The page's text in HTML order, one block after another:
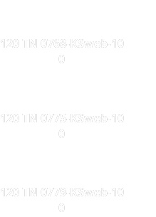
120 TN 0768-KSweb-10
0
120 TN 0775-KSweb-10
0
120 TN 0779-KSweb-10
0